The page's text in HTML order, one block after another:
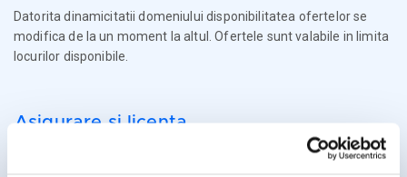
Datorita dinamicitatii domeniului disponibilitatea ofertelor se
modifica de la un moment la altul. Ofertele sunt valabile in limita
locurilor disponibile.
Asigurare si licenta
Agentia Travel Matters functioneaza sub Licenta de Turism nr.